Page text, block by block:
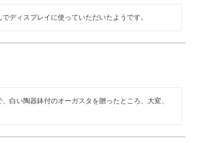
ディスプレイに使っていただいたようです。
白い陶器鉢付のオーガスタを贈ったところ、大変、